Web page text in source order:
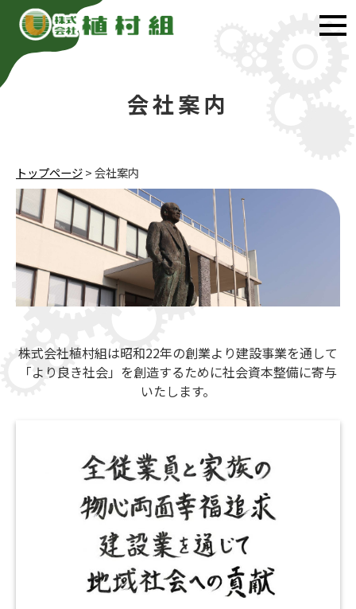
会社案内
トップページ>会社案内
株式会社植村組は昭和22年の創業より建設事業を通して
「より良き社会」を創造するために社会資本整備に寄与
いたします。